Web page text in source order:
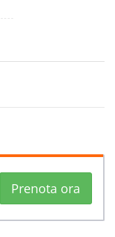
Prenota ora